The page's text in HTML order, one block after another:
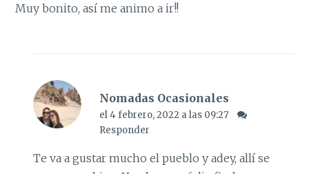
Muy bonito, así me animo a ir!!
Nomadas Ocasionales
el 4 febrero, 2022 a las 09:27
Responder
Te va a gustar mucho el pueblo y adey, allí se